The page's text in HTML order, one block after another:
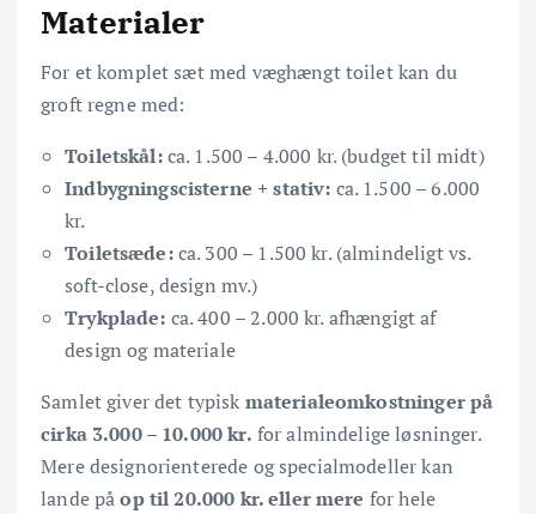
Materialer
For et komplet sæt med væghængt toilet kan du
groft regne med:
Toiletskål:ca. 1.500 – 4.000 kr. (budget til midt)
Indbygningscisterne + stativ: ca. 1.500 – 6.000
kr.
Toiletsæde:ca. 300 – 1.500 kr. (almindeligt vs.
soft-close, design mv.)
Trykplade: ca. 400 – 2.000 kr. afhængigt af
design og materiale
Samlet giver det typisk materialeomkostninger på
cirka 3.000 – 10.000 kr. for almindelige løsninger.
Mere designorienterede og specialmodeller kan
lande påop til 20.000 kr. eller mere for hele